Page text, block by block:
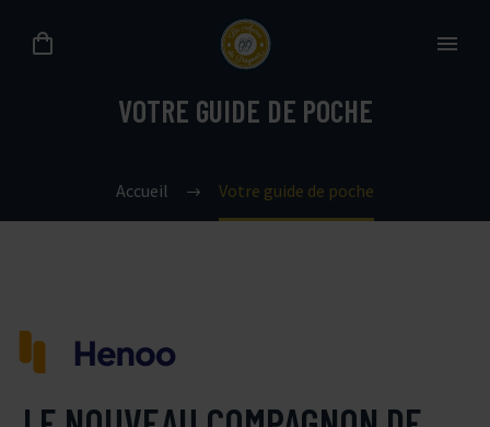
VOTRE GUIDE DE POCHE
Accueil Votre guide de poche